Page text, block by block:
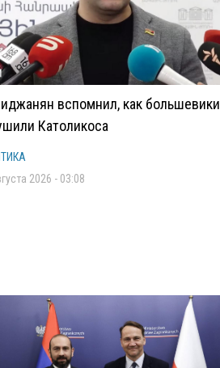
вспомнил, как большевики
Католикоса
2026 - 03:08